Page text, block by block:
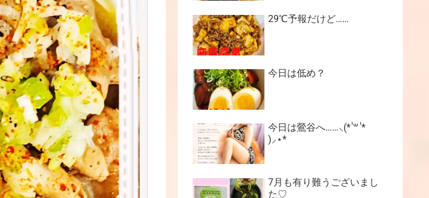
29℃予報だけど……
今日は低め？
今日は鶯谷へ……⸜(* ॑꒳ ॑*
)⸝⋆*
7月も有り難うございまし
た♡